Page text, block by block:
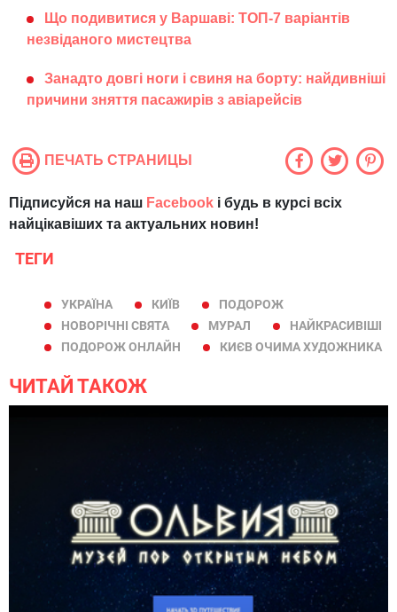
Що подивитися у Варшаві: ТОП-7 варіантів
незвіданого мистецтва
Занадто довгі ноги і свиня на борту: найдивніші
причини зняття пасажирів з авіарейсів
ПЕЧАТЬ СТРАНИЦЫ
Підписуйся на наш Facebook і будь в курсі всіх
найцікавіших та актуальних новин!
ТЕГИ
УКРАЇНА КИЇВ
ПОДОРОЖ
НОВОРІЧНІ СВЯТА
МУРАЛ
НАЙКРАСИВІШІ
ПОДОРОЖ ОНЛАЙН
КИЄВ ОЧИМА ХУДОЖНИКА
ЧИТАЙ ТАКОЖ